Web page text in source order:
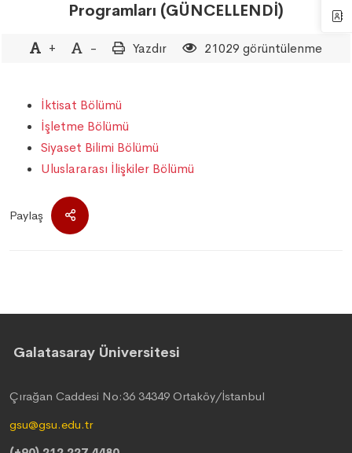
Programları (GÜNCELLENDİ)
+ - Yazdır 21029 görüntülenme
İktisat Bölümü
İşletme Bölümü
Siyaset Bilimi Bölümü
Uluslararası İlişkiler Bölümü
Paylaş
Galatasaray Üniversitesi
Çırağan Caddesi No:36 34349 Ortaköy/İstanbul
gsu@gsu.edu.tr